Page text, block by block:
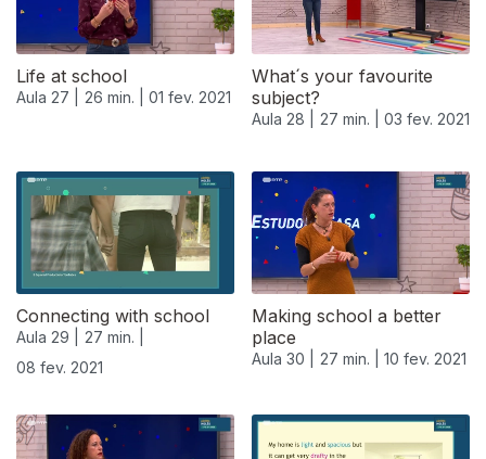
Life at school
Aula 27 | 26 min. | 01 fev. 2021
What´s your favourite
subject?
Aula 28 | 27 min. | 03 fev. 2021
Connecting with school
Aula 29 |
27 min. |
08 fev. 2021
Making school a better
place
Aula 30 | 27 min. | 10 fev. 2021